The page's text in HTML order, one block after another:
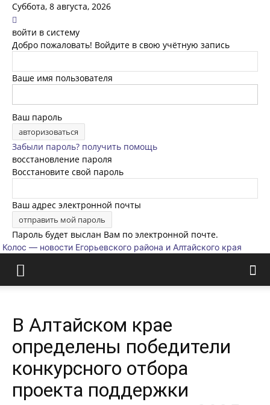
Суббота, 8 августа, 2026
войти в систему
Добро пожаловать! Войдите в свою учётную запись
Ваше имя пользователя
Ваш пароль
Забыли пароль? получить помощь
восстановление пароля
Восстановите свой пароль
Ваш адрес электронной почты
Пароль будет выслан Вам по электронной почте.
Колос — новости Егорьевского района и Алтайского края
В Алтайском крае
определены победители
конкурсного отбора
проекта поддержки